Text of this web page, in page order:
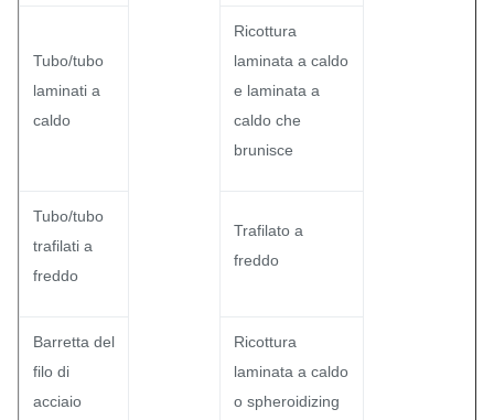
Tubo/tubo
laminati a
caldo
Ricottura
laminata a caldo
e laminata a
caldo che
brunisce
Tubo/tubo
trafilati a
freddo
Trafilato a
freddo
Barretta del
filo di
acciaio
Ricottura
laminata a caldo
o spheroidizing